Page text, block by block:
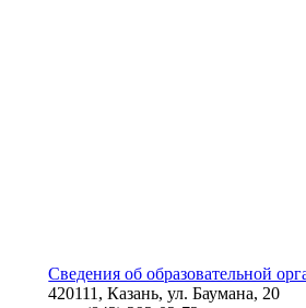
Сведения об образовательной
420111, Казань, ул. Баумана, 20